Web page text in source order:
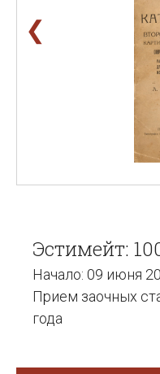
❮
Эстимейт:
Начало: 09 июня
Прием заочных
года